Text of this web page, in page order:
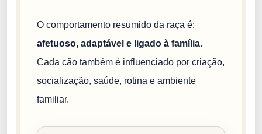
O comportamento resumido da raça é:
afetuoso, adaptável e ligado à família.
Cada cão também é influenciado por criação,
socialização, saúde, rotina e ambiente
familiar.